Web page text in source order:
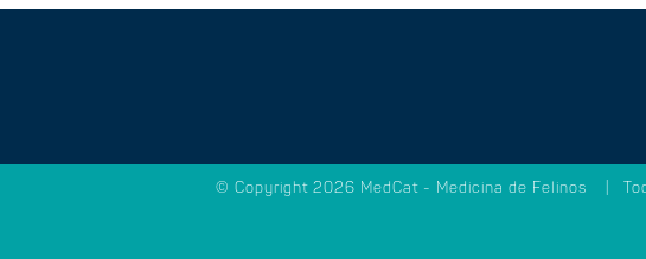
© Copyright 2026 MedCat - Medicina de Felinos |